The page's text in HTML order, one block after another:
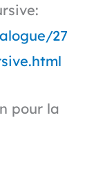
27
pour la